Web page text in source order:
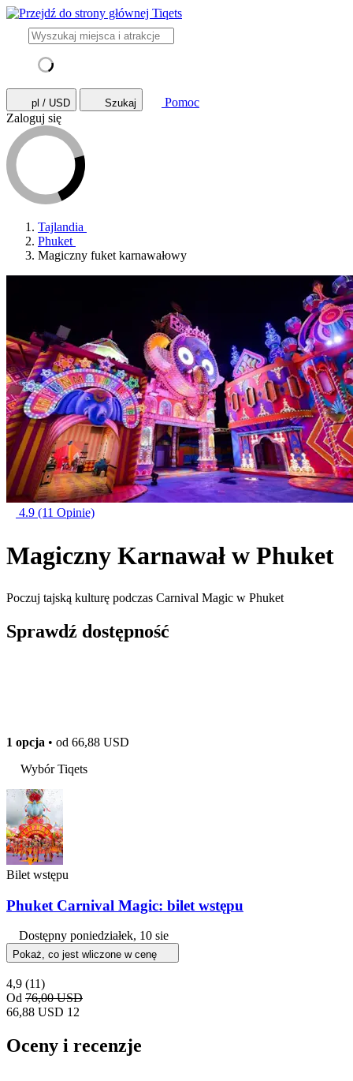
pl / USD Szukaj
Pomoc
Zaloguj się
Tajlandia
Phuket
Magiczny fuket karnawałowy
4.9 (11 Opinie)
Magiczny Karnawał w Phuket
Poczuj tajską kulturę podczas Carnival Magic w Phuket
Sprawdź dostępność
1 opcja • od 66,88 USD
Wybór Tiqets
Bilet wstępu
Phuket Carnival Magic: bilet wstępu
Dostępny poniedziałek, 10 sie
Pokaż, co jest wliczone w cenę
4,9 (11)
Od 76,00 USD
66,88 USD 12
Oceny i recenzje